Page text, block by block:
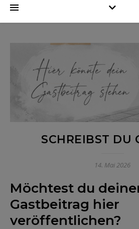
SCHREIBST DU
14. Mai 2026
Möchtest du
Gastbeitrag hier
veröffentlichen?